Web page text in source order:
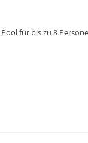
für bis zu 8